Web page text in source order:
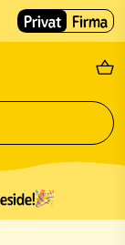
Privat Firma